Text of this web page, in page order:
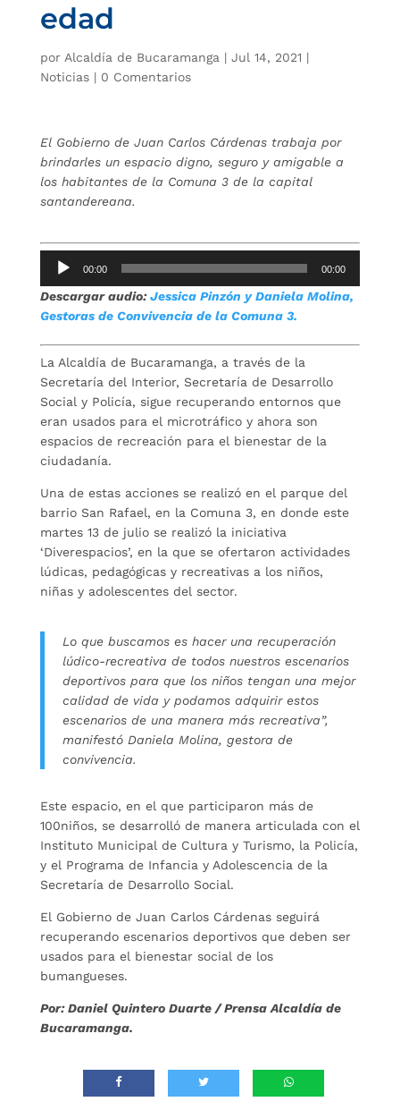
edad
por Alcaldía de Bucaramanga | Jul 14, 2021 |
Noticias| 0 Comentarios
El Gobierno de Juan Carlos Cárdenas trabaja por
brindarles un espacio digno, seguro y amigable a
los habitantes de la Comuna 3 de la capital
santandereana.
Reproductor
audio
00:00 00:00
Descargar audio:Jessica Pinzón y Daniela Molina,
Gestoras de Convivencia de la Comuna 3.
La Alcaldía de Bucaramanga, a través de la
Secretaría del Interior, Secretaría de Desarrollo
Social y Policía, sigue recuperando entornos que
eran usados para el microtráfico y ahora son
espacios de recreación para el bienestar de la
ciudadanía.
Una de estas acciones se realizó en el parque del
barrio San Rafael, en la Comuna 3, en donde este
martes 13 de julio se realizó la iniciativa
‘Diverespacios’, en la que se ofertaron actividades
lúdicas, pedagógicas y recreativas a los niños,
niñas y adolescentes del sector.
Lo que buscamos es hacer una recuperación
lúdico-recreativa de todos nuestros escenarios
deportivos para que los niños tengan una mejor
calidad de vida y podamos adquirir estos
escenarios de una manera más recreativa”,
manifestó Daniela Molina, gestora de
convivencia.
Este espacio, en el que participaron más de
100niños, se desarrolló de manera articulada con el
Instituto Municipal de Cultura y Turismo, la Policía,
y el Programa de Infancia y Adolescencia de la
Secretaría de Desarrollo Social.
El Gobierno de Juan Carlos Cárdenas seguirá
recuperando escenarios deportivos que deben ser
usados para el bienestar social de los
bumangueses.
Por: Daniel Quintero Duarte / Prensa Alcaldía de
Bucaramanga.